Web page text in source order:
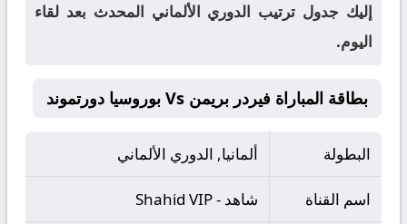
إليك جدول ترتيب الدوري الألماني المحدث بعد لقاء
اليوم.
بطاقة المباراة فيردر بريمن Vs بوروسيا دورتموند
البطولة ألمانيا, الدوري الألماني
اسم القناة شاهد - Shahid VIP